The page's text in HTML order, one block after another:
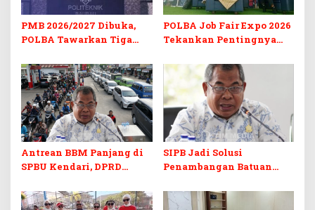
PMB 2026/2027 Dibuka,
POLBA Tawarkan Tiga
Kuliah Gratis
POLBA Job Fair Expo 2026
Tekankan Pentingnya
Digital
Antrean BBM Panjang di
SPBU Kendari, DPRD
Barcode Curang
SIPB Jadi Solusi
Penambangan Batuan
di Sultra